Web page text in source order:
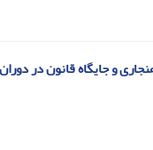
و جایگاه قانون در